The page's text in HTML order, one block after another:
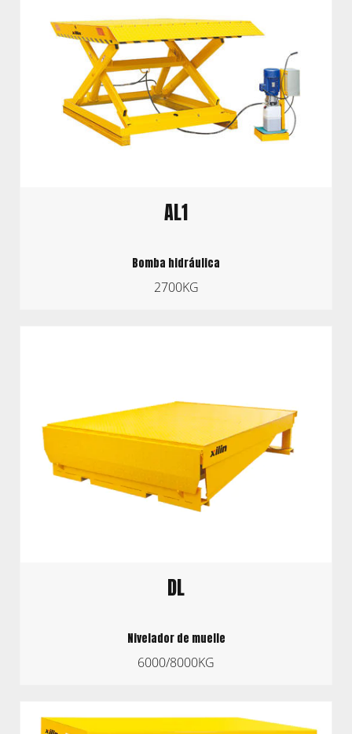
AL1
Bomba hidráulica
2700KG
DL
Nivelador de muelle
6000/8000KG